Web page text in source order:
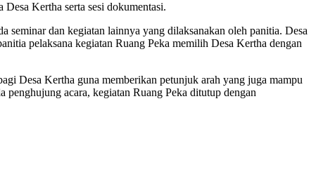
Kertha serta sesi dokumentasi.
seminar dan kegiatan lainnya yang dilaksanakan oleh panitia. Desa
pelaksana kegiatan Ruang Peka memilih Desa Kertha dengan
Desa Kertha guna memberikan petunjuk arah yang juga mampu
penghujung acara, kegiatan Ruang Peka ditutup dengan